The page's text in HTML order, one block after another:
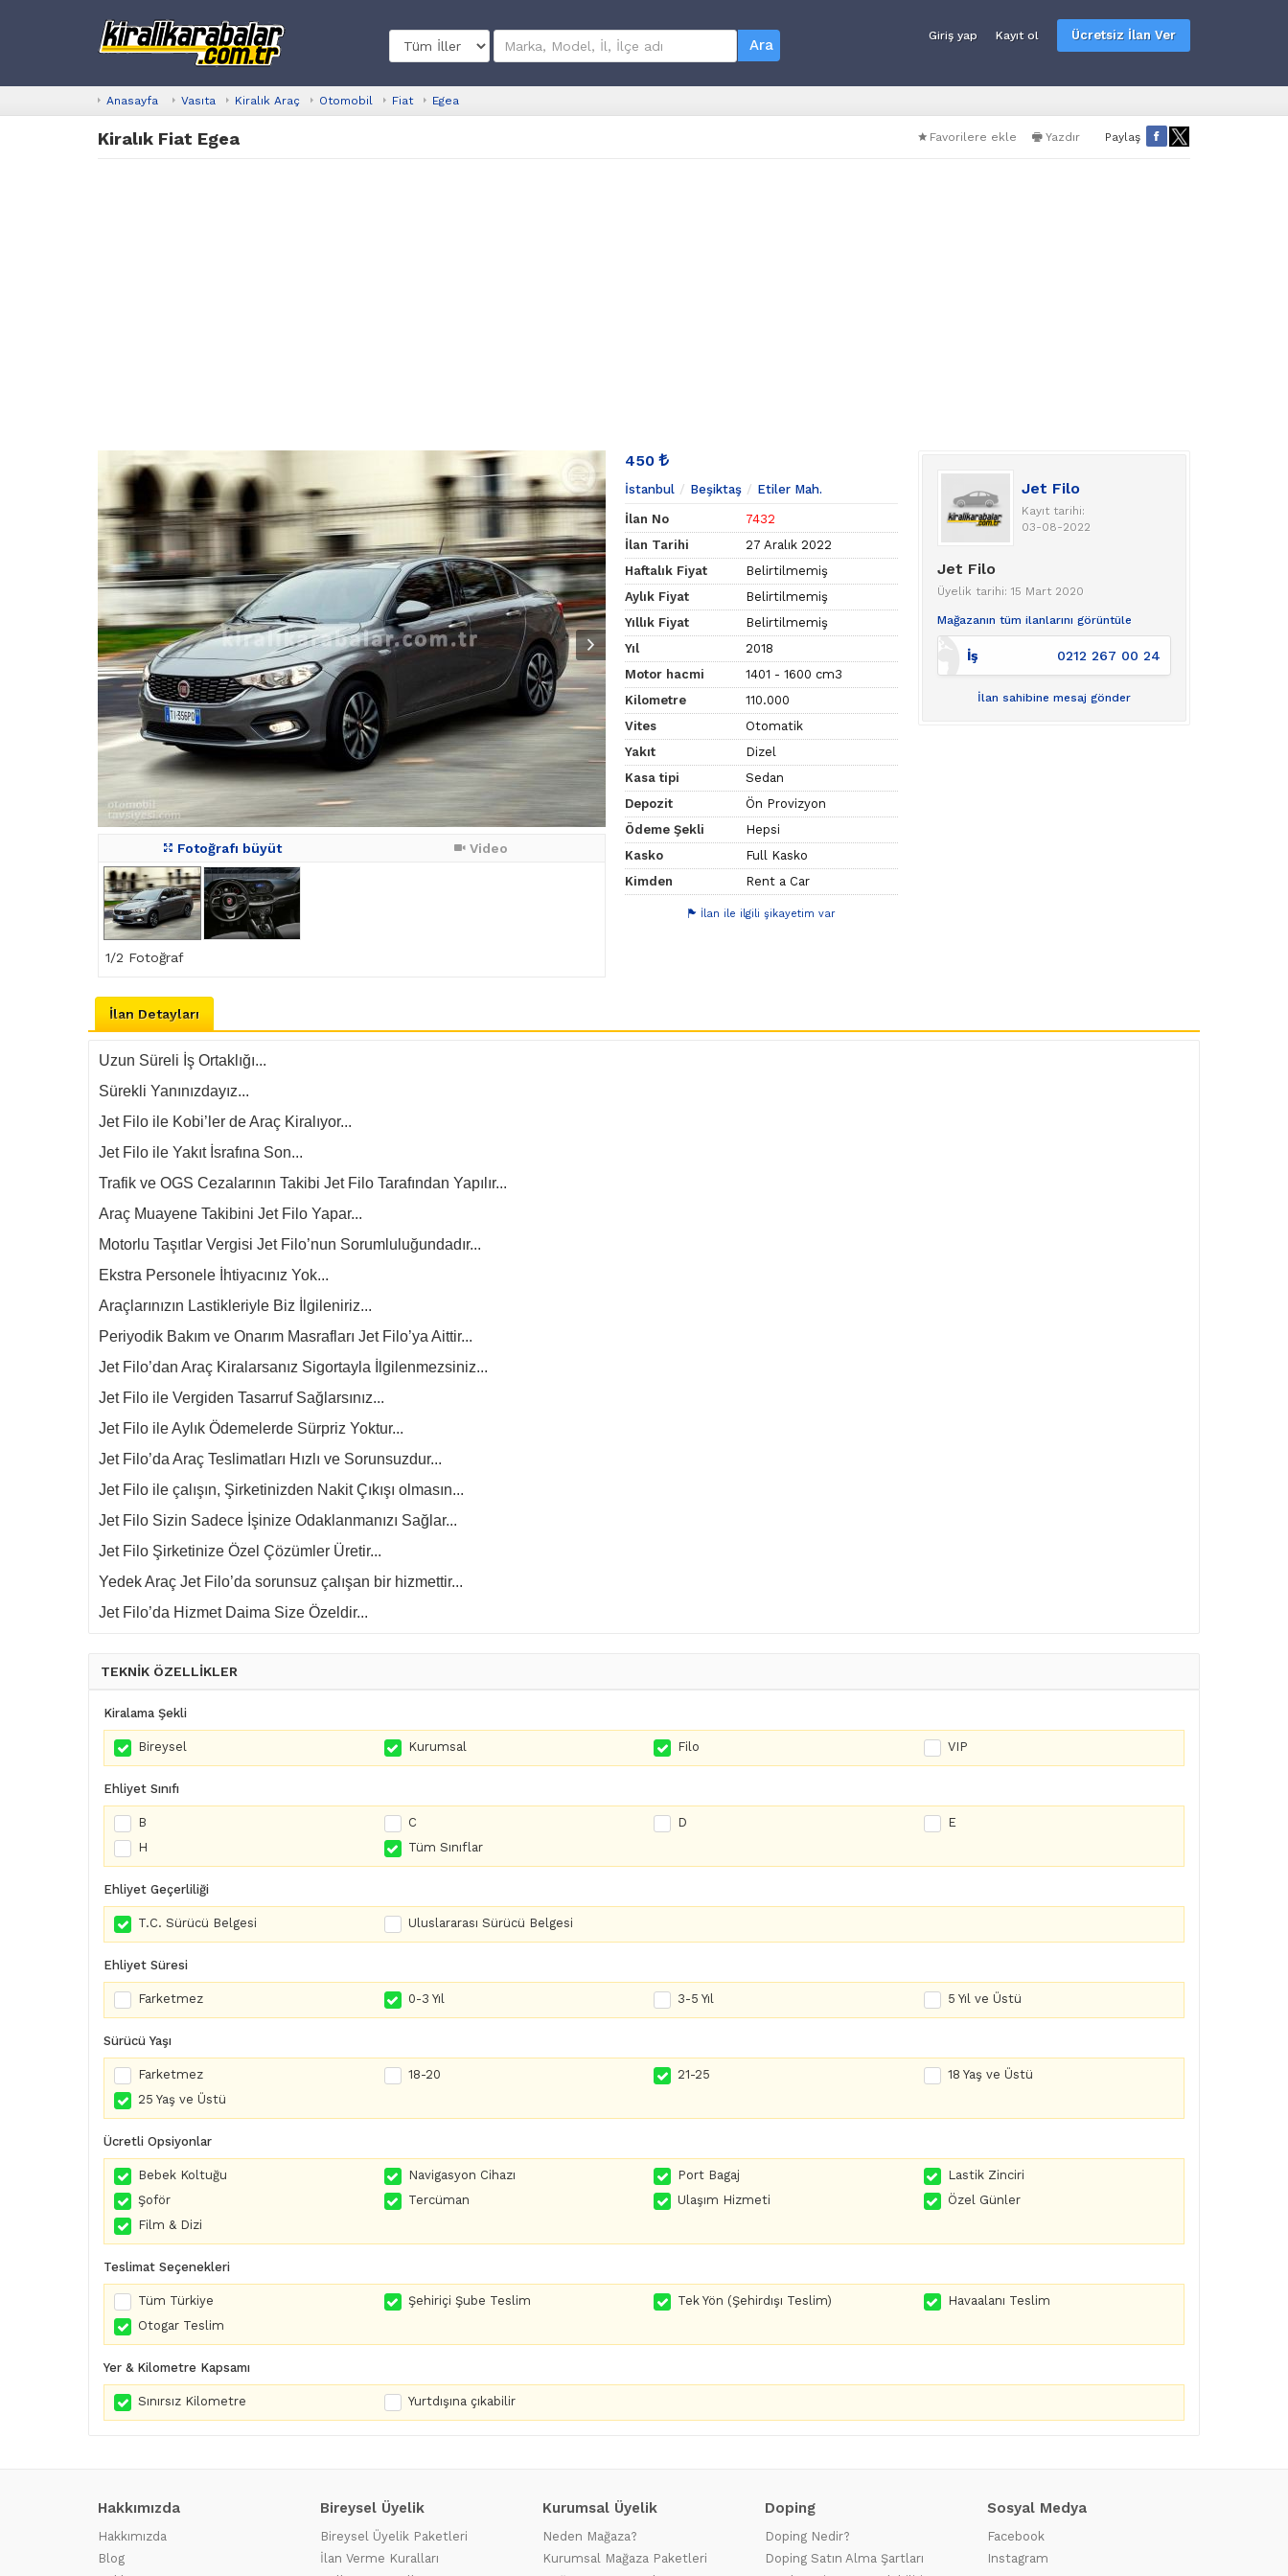
Ara
Giriş yap Kayıt ol Ücretsiz İlan Ver
Anasayfa Vasıta Kiralık Araç Otomobil Fiat Egea
Kiralık Fiat Egea Favorilere ekle Yazdır Paylaş
Fotoğrafı büyüt Video
1/2 Fotoğraf
450
İstanbul Beşiktaş Etiler Mah.
İlan No
7432
İlan Tarihi
27 Aralık 2022
Haftalık Fiyat
Belirtilmemiş
Aylık Fiyat
Belirtilmemiş
Yıllık Fiyat
Belirtilmemiş
Yıl
2018
Motor hacmi
1401 - 1600 cm3
Kilometre
110.000
Vites
Otomatik
Yakıt
Dizel
Kasa tipi
Sedan
Depozit
Ön Provizyon
Ödeme Şekli
Hepsi
Kasko
Full Kasko
Kimden
Rent a Car
İlan ile ilgili şikayetim var
Jet Filo
Kayıt tarihi:
03-08-2022
Jet Filo
Üyelik tarihi: 15 Mart 2020
Mağazanın tüm ilanlarını görüntüle
İş 0212 267 00 24
İlan sahibine mesaj gönder
İlan Detayları
Uzun Süreli İş Ortaklığı...
Sürekli Yanınızdayız...
Jet Filo ile Kobi’ler de Araç Kiralıyor...
Jet Filo ile Yakıt İsrafına Son...
Trafik ve OGS Cezalarının Takibi Jet Filo Tarafından Yapılır...
Araç Muayene Takibini Jet Filo Yapar...
Motorlu Taşıtlar Vergisi Jet Filo’nun Sorumluluğundadır...
Ekstra Personele İhtiyacınız Yok...
Araçlarınızın Lastikleriyle Biz İlgileniriz...
Periyodik Bakım ve Onarım Masrafları Jet Filo’ya Aittir...
Jet Filo’dan Araç Kiralarsanız Sigortayla İlgilenmezsiniz...
Jet Filo ile Vergiden Tasarruf Sağlarsınız...
Jet Filo ile Aylık Ödemelerde Sürpriz Yoktur...
Jet Filo’da Araç Teslimatları Hızlı ve Sorunsuzdur...
Jet Filo ile çalışın, Şirketinizden Nakit Çıkışı olmasın...
Jet Filo Sizin Sadece İşinize Odaklanmanızı Sağlar...
Jet Filo Şirketinize Özel Çözümler Üretir...
Yedek Araç Jet Filo’da sorunsuz çalışan bir hizmettir...
Jet Filo’da Hizmet Daima Size Özeldir...
TEKNİK ÖZELLİKLER
Kiralama Şekli
Bireysel Kurumsal Filo VIP
Ehliyet Sınıfı
B C D
E
H
Tüm Sınıflar
Ehliyet Geçerliliği
T.C. Sürücü Belgesi Uluslararası Sürücü Belgesi
Ehliyet Süresi
Farketmez 0-3 Yıl 3-5 Yıl 5 Yıl ve Üstü
Sürücü Yaşı
Farketmez 18-20 21-25
18 Yaş ve Üstü
25 Yaş ve Üstü
Ücretli Opsiyonlar
Bebek Koltuğu Navigasyon Cihazı Port Bagaj
Lastik Zinciri
Şoför
Tercüman Ulaşım Hizmeti
Özel Günler
Film & Dizi
Teslimat Seçenekleri
Tüm Türkiye Şehiriçi Şube Teslim Tek Yön (Şehirdışı Teslim)
Havaalanı Teslim
Otogar Teslim
Yer & Kilometre Kapsamı
Sınırsız Kilometre Yurtdışına çıkabilir
Hakkımızda
Hakkımızda
Blog
Bireysel Üyelik
Bireysel Üyelik Paketleri
İlan Verme Kuralları
Kurumsal Üyelik
Neden Mağaza?
Kurumsal Mağaza Paketleri
Doping
Doping Nedir?
Doping Satın Alma Şartları
Sosyal Medya
Facebook
Instagram